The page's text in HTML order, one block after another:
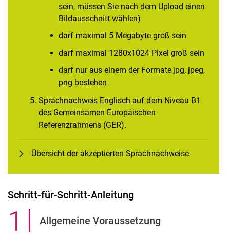
sein, müssen Sie nach dem Upload einen
Bildausschnitt wählen)
darf maximal 5 Megabyte groß sein
darf maximal 1280x1024 Pixel groß sein
darf nur aus einem der Formate jpg, jpeg,
png bestehen
Sprachnachweis Englisch auf dem Niveau B1
des Gemeinsamen Europäischen
Referenzrahmens (GER).
Übersicht der akzeptierten Sprachnachweise
Schritt-für-Schritt-Anleitung
1 . Allgemeine Voraussetzung